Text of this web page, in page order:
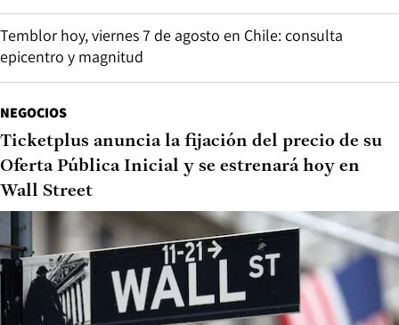
Temblor hoy, viernes 7 de agosto en Chile: consulta
epicentro y magnitud
NEGOCIOS
Ticketplus anuncia la fijación del precio de su
Oferta Pública Inicial y se estrenará hoy en
Wall Street